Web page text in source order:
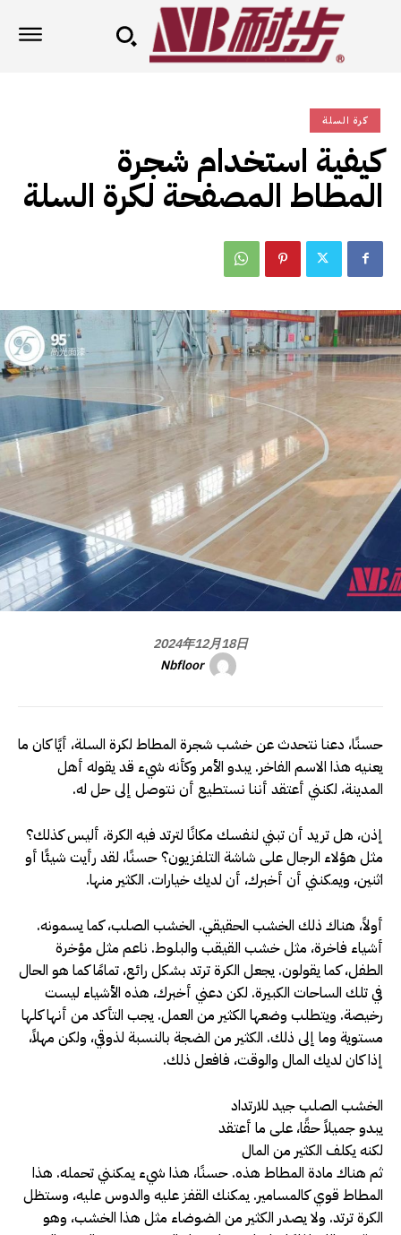
كرة السلة
كيفية استخدام شجرة
المطاط المصفحة لكرة السلة
2024年12月18日
Nbfloor
حسنًا، دعنا نتحدث عن خشب شجرة المطاط لكرة السلة، أيًا كان ما
يعنيه هذا الاسم الفاخر. يبدو الأمر وكأنه شيء قد يقوله أهل
المدينة، لكنني أعتقد أننا نستطيع أن نتوصل إلى حل له.
إذن، هل تريد أن تبني لنفسك مكانًا لترتد فيه الكرة، أليس كذلك؟
مثل هؤلاء الرجال على شاشة التلفزيون؟ حسنًا، لقد رأيت شيئًا أو
اثنين، ويمكنني أن أخبرك، أن لديك خيارات. الكثير منها.
أولاً، هناك ذلك الخشب الحقيقي. الخشب الصلب، كما يسمونه.
أشياء فاخرة، مثل خشب القيقب والبلوط. ناعم مثل مؤخرة
الطفل، كما يقولون. يجعل الكرة ترتد بشكل رائع، تمامًا كما هو الحال
في تلك الساحات الكبيرة. لكن دعني أخبرك، هذه الأشياء ليست
رخيصة. ويتطلب وضعها الكثير من العمل. يجب التأكد من أنها كلها
مستوية وما إلى ذلك. الكثير من الضجة بالنسبة لذوقي، ولكن مهلاً،
إذا كان لديك المال والوقت، فافعل ذلك.
الخشب الصلب جيد للارتداد
يبدو جميلاً حقًا، على ما أعتقد
لكنه يكلف الكثير من المال
ثم هناك مادة المطاط هذه. حسنًا، هذا شيء يمكنني تحمله. هذا
المطاط قوي كالمسامير. يمكنك القفز عليه والدوس عليه، وستظل
الكرة ترتد. ولا يصدر الكثير من الضوضاء مثل هذا الخشب، وهو